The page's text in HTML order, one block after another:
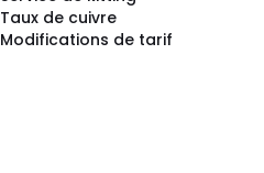
Taux de cuivre
Modifications de tarif